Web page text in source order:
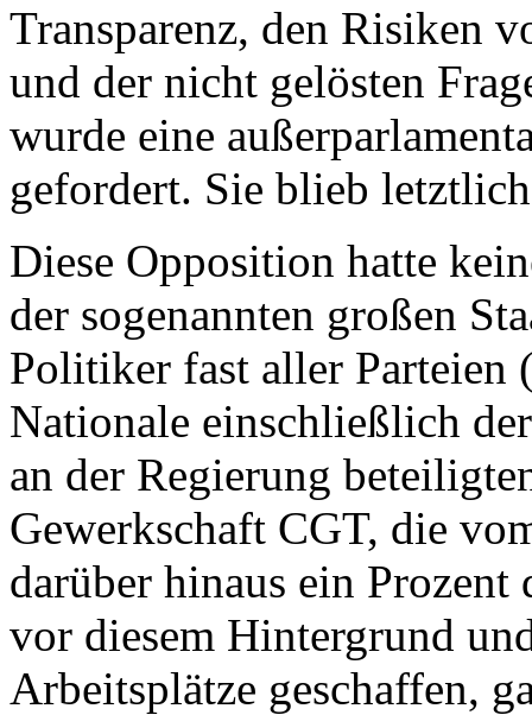
Transparenz, den Risiken
und der nicht gelösten
wurde eine
gefordert. Sie blieb
Diese Opposition hatte
der sogenannten großen
Politiker fast aller Parteien
Nationale einschließlich
an der Regierung
Gewerkschaft CGT, die
darüber hinaus ein Prozent
vor diesem Hintergrund
Arbeitsplätze geschaffen,